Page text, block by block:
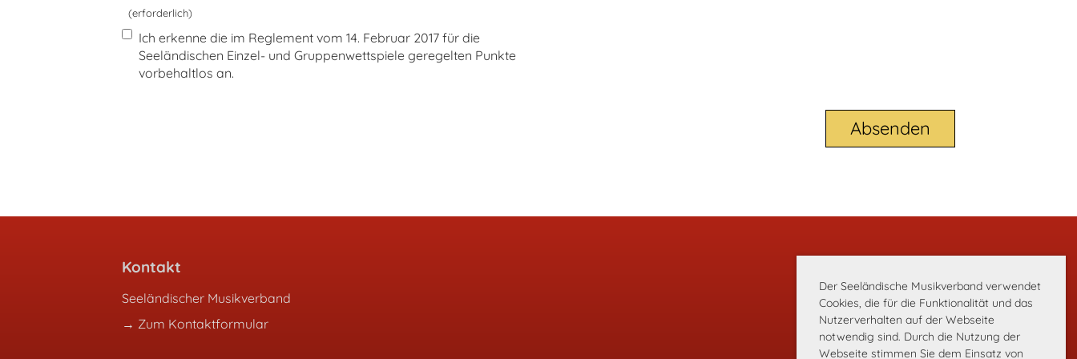
Der Seeländische Musikverband verwendet
Cookies, die für die Funktionalität und das
Nutzerverhalten auf der Webseite
notwendig sind. Durch die Nutzung der
Webseite stimmen Sie dem Einsatz von
(erforderlich)
Ich erkenne die im Reglement vom 14. Februar 2017 für die
Seeländischen Einzel- und Gruppenwettspiele geregelten Punkte
vorbehaltlos an.
Kontakt
Seeländischer Musikverband
→ Zum Kontaktformular
→ HITOBITO
→ YouTube
→ Login